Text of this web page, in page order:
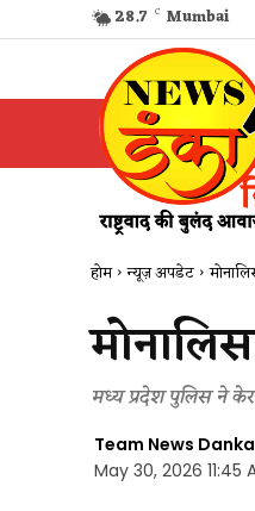
28.7 C Mumbai
होम न्यूज़ अपडेट
मध्य प्रदेश पुलिस ने
Team News Danka
May 30, 2026 11:45